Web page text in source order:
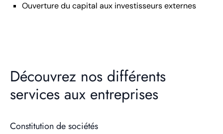
Ouverture du capital aux investisseurs externes
Découvrez nos différents
services aux entreprises
Constitution de sociétés